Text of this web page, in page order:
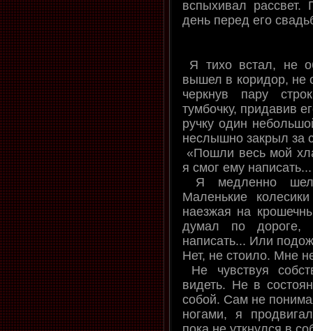
вспыхивал рассвет.
день перед его
Я тихо встал, не
вышел в коридор, не
черкнув пару
тумбочку, придавив
ручку один
неслышно закрыл за
«Пошли весь мой
я смог ему
Я медленно шел
Маленькие
наезжая на
думал по дороге,
написать... Или
Нет, не стоило. Мне
Не чувствуя
видеть. Не в
собой. Сам не
ногами, я